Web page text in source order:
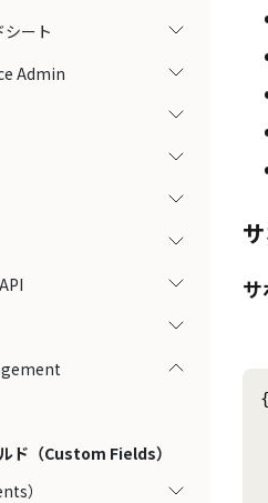
ート
Admin
ド（Custom Fields）
）
{